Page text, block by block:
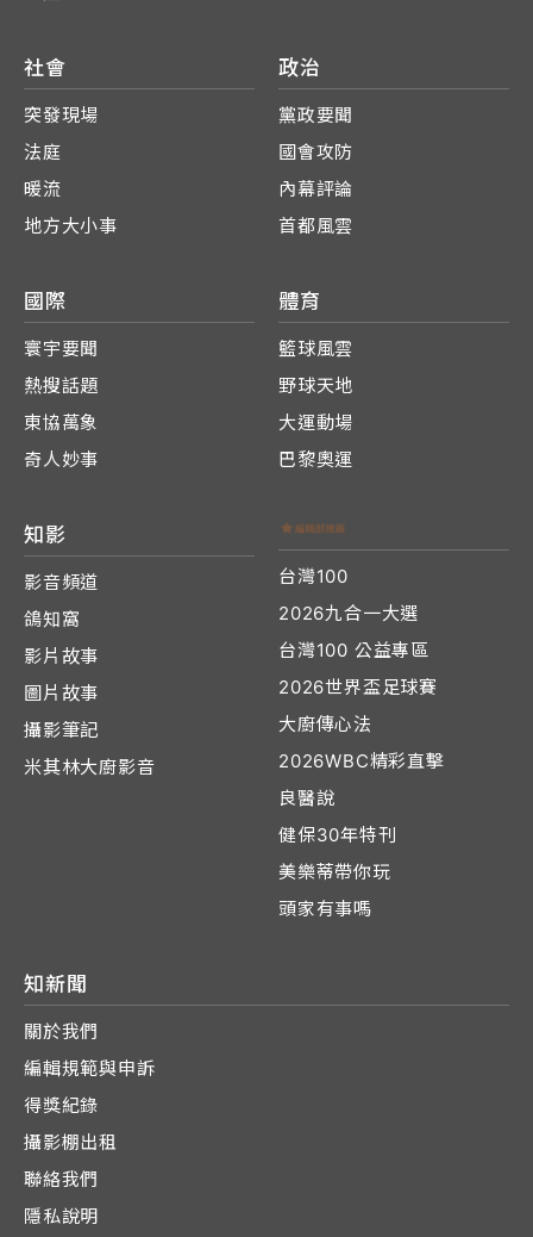
社會
突發現場
法庭
暖流
地方大小事
政治
黨政要聞
國會攻防
內幕評論
首都風雲
國際
寰宇要聞
熱搜話題
東協萬象
奇人妙事
體育
籃球風雲
野球天地
大運動場
巴黎奧運
知影
影音頻道
鴿知窩
影片故事
圖片故事
攝影筆記
米其林大廚影音
台灣100
2026九合一大選
台灣100 公益專區
2026世界盃足球賽
大廚傳心法
2026WBC精彩直擊
良醫說
健保30年特刊
美樂蒂帶你玩
頭家有事嗎
知新聞
關於我們
編輯規範與申訴
得獎紀錄
攝影棚出租
聯絡我們
隱私說明